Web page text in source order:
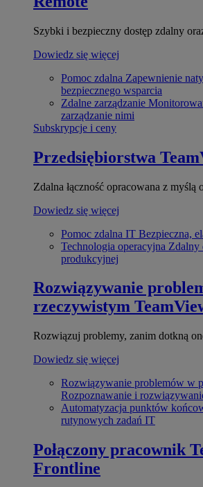
Szybki i bezpieczny dostęp zdalny
Dowiedz się więcej
Pomoc zdalna Zapewnienie
bezpiecznego wsparcia
Zdalne zarządzanie
zarządzanie nimi
Subskrypcje i ceny
Przedsiębiorstwa
Zdalna łączność opracowana z myślą
Dowiedz się więcej
Pomoc zdalna IT Bezpieczna,
Technologia operacyjna Zdalny
produkcyjnej
Rozwiązywanie
rzeczywistym
Rozwiązuj problemy, zanim dotkną
Dowiedz się więcej
Rozwiązywanie problemów w
Rozpoznawanie i
Automatyzacja punktów
rutynowych zadań IT
Połączony pracownik
Frontline